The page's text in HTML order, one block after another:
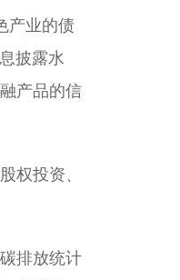
产业的债
披露水
产品的信
权投资、
排放统计